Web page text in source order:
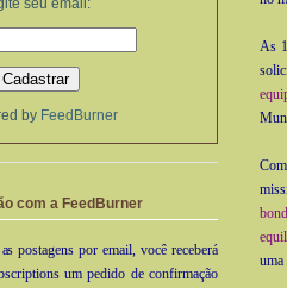
As
uma
seu email:
by FeedBurner
com a FeedBurner
postagens por email, você receberá
um pedido de confirmação